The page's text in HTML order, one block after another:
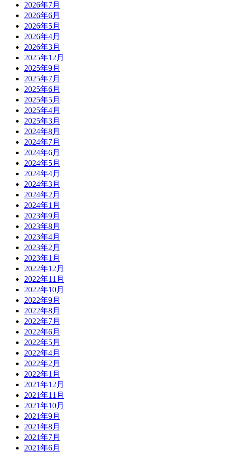
2026年7月
2026年6月
2026年5月
2026年4月
2026年3月
2025年12月
2025年9月
2025年7月
2025年6月
2025年5月
2025年4月
2025年3月
2024年8月
2024年7月
2024年6月
2024年5月
2024年4月
2024年3月
2024年2月
2024年1月
2023年9月
2023年8月
2023年4月
2023年2月
2023年1月
2022年12月
2022年11月
2022年10月
2022年9月
2022年8月
2022年7月
2022年6月
2022年5月
2022年4月
2022年2月
2022年1月
2021年12月
2021年11月
2021年10月
2021年9月
2021年8月
2021年7月
2021年6月